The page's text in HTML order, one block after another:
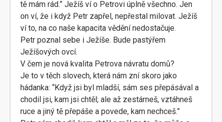
tě mám rád.” Ježíš ví o Petrovi úplně všechno. Jen
on ví, že i když Petr zapřel, nepřestal milovat. Ježíš
ví to, na co naše kapacita vědění nedostačuje.
Petr poznal sebe i Ježíše. Bude pastýřem
Ježíšových ovcí.
V čem je nová kvalita Petrova návratu domů?
Je to v těch slovech, která nám zní skoro jako
hádanka: “Když jsi byl mladší, sám ses přepásával a
chodil jsi, kam jsi chtěl; ale až zestárneš, vztáhneš
ruce a jiný tě přepáše a povede, kam nechceš.”